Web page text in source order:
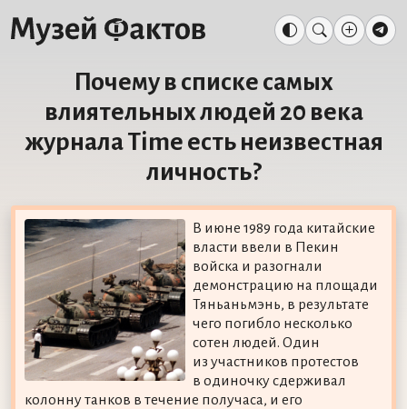
Почему в списке самых
влиятельных людей 20 века
журнала Time есть неизвестная
личность?
В июне 1989 года китайские
власти ввели в Пекин
войска и разогнали
демонстрацию на площади
Тяньаньмэнь, в результате
чего погибло несколько
сотен людей. Один
из участников протестов
в одиночку сдерживал
колонну танков в течение получаса, и его